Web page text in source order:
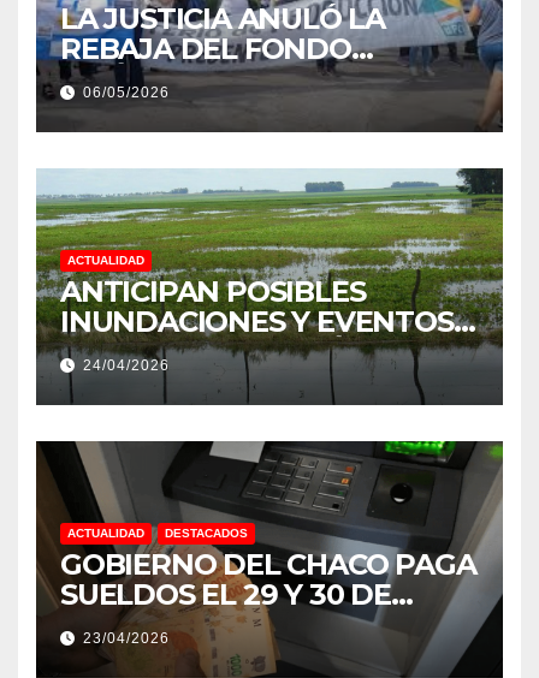
LA JUSTICIA ANULÓ LA
REBAJA DEL FONDO
ESTÍMULO A EMPLEADOS DE
PRODUCCIÓN DE LA
PROVINCIA DEL CHACO
06/05/2026
ACTUALIDAD
ANTICIPAN POSIBLES
INUNDACIONES Y EVENTOS
EXTREMOS: “PODRÍA SER UN
NIÑO MUY IMPORTANTE”
24/04/2026
ACTUALIDAD DESTACADOS
GOBIERNO DEL CHACO PAGA
SUELDOS EL 29 Y 30 DE
ABRIL, CON EL 2% DE
AUMENTO
23/04/2026